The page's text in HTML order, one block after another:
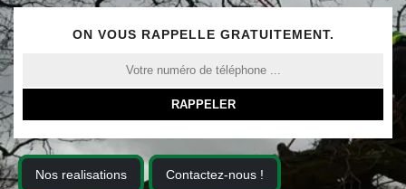
ON VOUS RAPPELLE GRATUITEMENT.
Nos realisations Contactez-nous !